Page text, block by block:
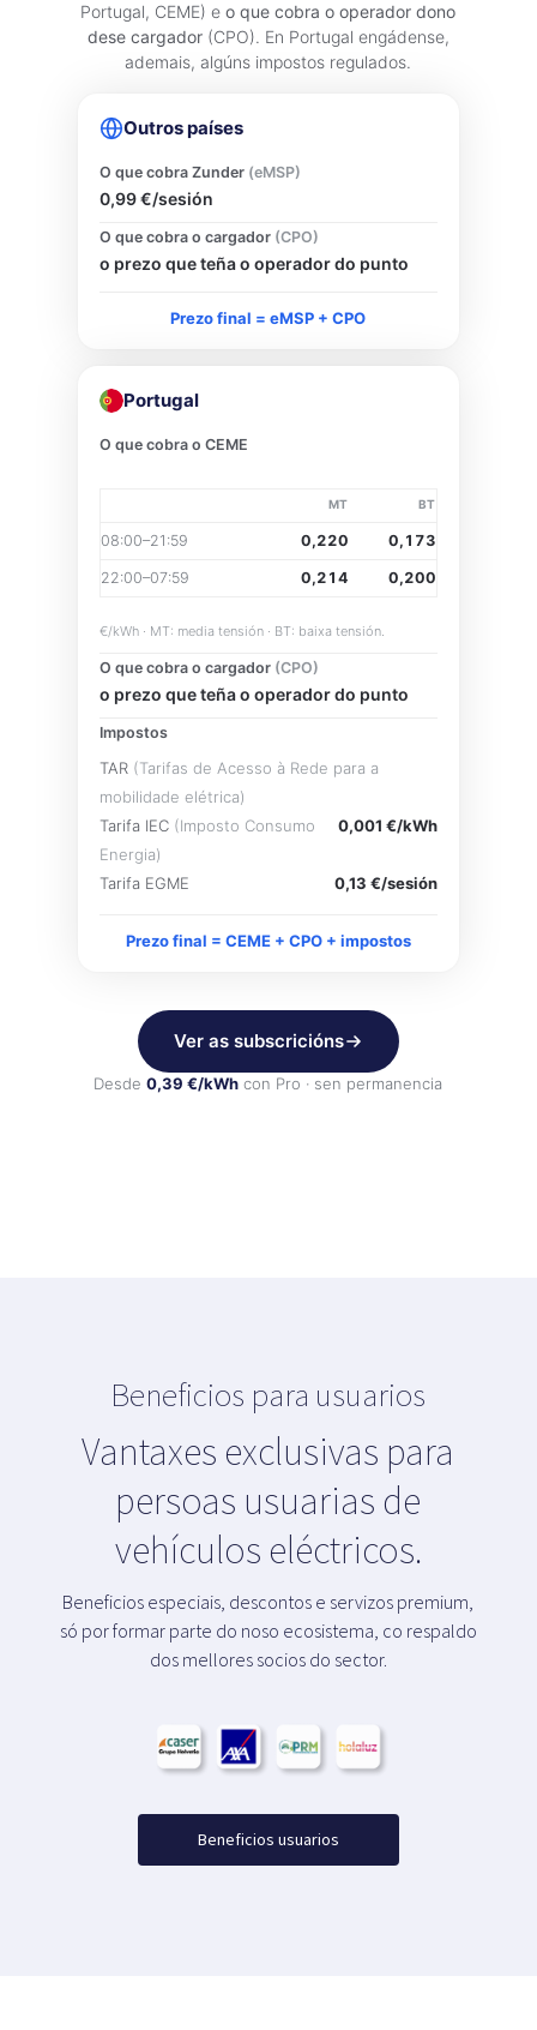
Portugal, CEME) eo que cobra o operador dono
dese cargador(CPO). En Portugal engádense,
ademais, algúns impostos regulados.
Outros países
O que cobra Zunder (eMSP)
0,99 €/sesión
O que cobra o cargador (CPO)
o prezo que teña o operador do punto
Prezo final = eMSP + CPO
Portugal
O que cobra o CEME
MT BT
08:00–21:59 0,220 0,173
22:00–07:59 0,214 0,200
€/kWh · MT: media tensión · BT: baixa tensión.
O que cobra o cargador (CPO)
o prezo que teña o operador do punto
Impostos
TAR (Tarifas de Acesso à Rede para a
mobilidade elétrica)
Tarifa IEC (Imposto Consumo
Energia)
0,001 €/kWh
Tarifa EGME 0,13 €/sesión
Prezo final = CEME + CPO + impostos
Ver as subscricións
Desde0,39 €/kWh con Pro · sen permanencia
Beneficios para usuarios
Vantaxes exclusivas para
persoas usuarias de
vehículos eléctricos.
Beneficios especiais, descontos e servizos premium,
só por formar parte do noso ecosistema, co respaldo
dos mellores socios do sector.
Beneficios usuarios